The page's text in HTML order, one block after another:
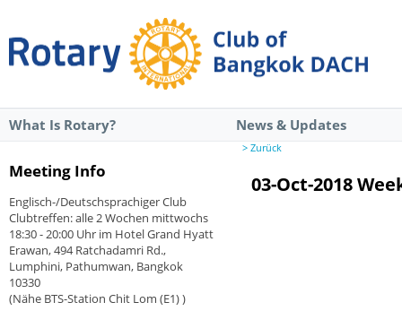
What Is Rotary? News & Updates
Meeting Info
Englisch-/Deutschsprachiger Club
Clubtreffen: alle 2 Wochen mittwochs
18:30 - 20:00 Uhr im Hotel Grand Hyatt
Erawan, 494 Ratchadamri Rd.,
Lumphini, Pathumwan, Bangkok
10330
(Nähe BTS-Station Chit Lom (E1) )
> Zurück
03-Oct-2018